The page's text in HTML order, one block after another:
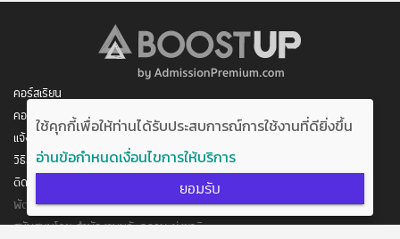
คอร์สเรียน
คอร์สของฉัน
แจ้งการชำระเงิน
วิธีสมัคร/ชำระเงิน
ติดต่อเรา
พัฒนาโดย บริษัท อัพบีน จำกัด
สนับสนุนโดย สำนักงานนวัตกรรมแห่งชาติ
ใช้คุกกี้เพื่อให้ท่านได้รับประสบการณ์การใช้งานที่ดียิ่งขึ้น
อ่านข้อกำหนดเงื่อนไขการให้บริการ
ยอมรับ